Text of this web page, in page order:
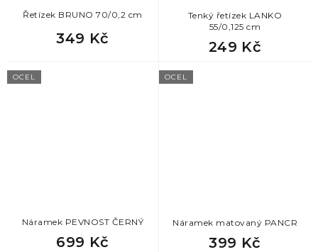
Řetízek BRUNO 70/0,2 cm
349 Kč
Tenký řetízek LANKO
55/0,125 cm
249 Kč
OCEL
Náramek PEVNOST ČERNÝ
699 Kč
OCEL
Náramek matovaný PANCR
399 Kč